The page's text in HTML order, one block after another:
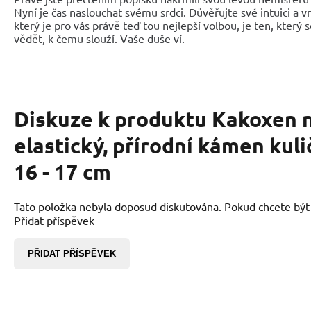
Nyní je čas naslouchat svému srdci. Důvěřujte své intuici a
který je pro vás právě teď tou nejlepší volbou, je ten, který
vědět, k čemu slouží. Vaše duše ví.
Diskuze k produktu Kakoxen
elastický, přírodní kámen
16 - 17 cm
Tato položka nebyla doposud diskutována. Pokud chcete
Přidat příspěvek
PŘIDAT PŘÍSPĚVEK